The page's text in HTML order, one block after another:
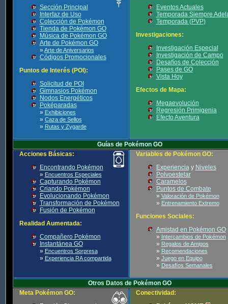
Sección Principal
Interfaz de Uso
Colección de Pokémon
Tienda de Pokémon GO
Música de Pokémon GO
Arte de Pokémon GO
» Arte de Aniversarios
Códigos Promocionales
Puntos de Interés (POI):
Solicitud de POI
Gimnasios Pokémon
Nodos Energéticos
Poképaradas
» Exhibiciones
» Caza de Sellos
» Rutas y Zygarde
Eventos Actuales
Temporada Siempre
Temporada (PVP)
Investigaciones:
Investigación Especial
Investigación de Campo
Desafíos de Colección
Pases de GO
Vista Hoy
Efectos de Mapa:
Megaevolución
Regresión Primigenia
Efecto Aventura
Guías de Pokémon GO
Acciones Básicas:
Encontrando Pokémon
» Encuentros Especiales
Capturando Pokémon
Criando Pokémon
Evolucionando Pokémon
Transformación de Pokémon
Fusión de Pokémon
Realidad Aumentada:
Compañero Pokémon
Instantánea GO
» Encuentros Sorpresa
» Experiencia RA compartida
Variables de Pokémon GO:
Experienciay Niveles
Polvoestelar
Caramelos
Puntos de Combate
» Valoración de Pokémon
» Entrenamiento Extremo
Funciones Sociales:
Amistad en Pokémon GO
» Intercambios de Pokémon
» Regalos de Amigos
» Recomendaciones
» Juego en Equipo
» Desafíos Semanales
Otros Datos de Pokémon GO
Meta Pokémon GO:
Conectividad: